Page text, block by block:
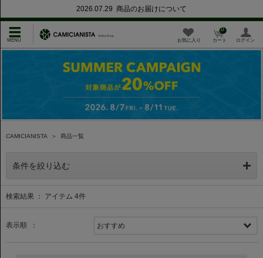
2026.07.29 商品のお届けについて
お気に入り カート
0
ログイン
CAMICIANISTA ＞ 商品一覧
条件を絞り込む
検索結果 ： アイテム 4件
表示順 ：